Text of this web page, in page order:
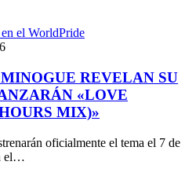
REVELAN SU
«LOVE
MIX)»
oficialmente el tema el 7 de
el…